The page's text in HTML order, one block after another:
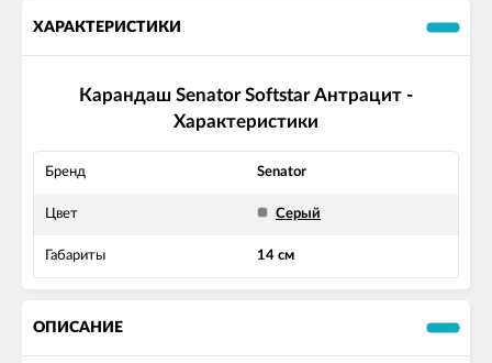
ХАРАКТЕРИСТИКИ
Карандаш Senator Softstar Антрацит -
Характеристики
Бренд Senator
Цвет Серый
Габариты 14 см
ОПИСАНИЕ